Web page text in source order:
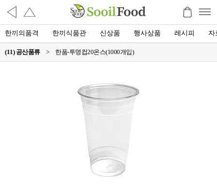
한끼의품격 한끼식품관 신상품 행사상품 레시피 자
(11) 공산품류 > 한품-투명컵20온스(1000개입)